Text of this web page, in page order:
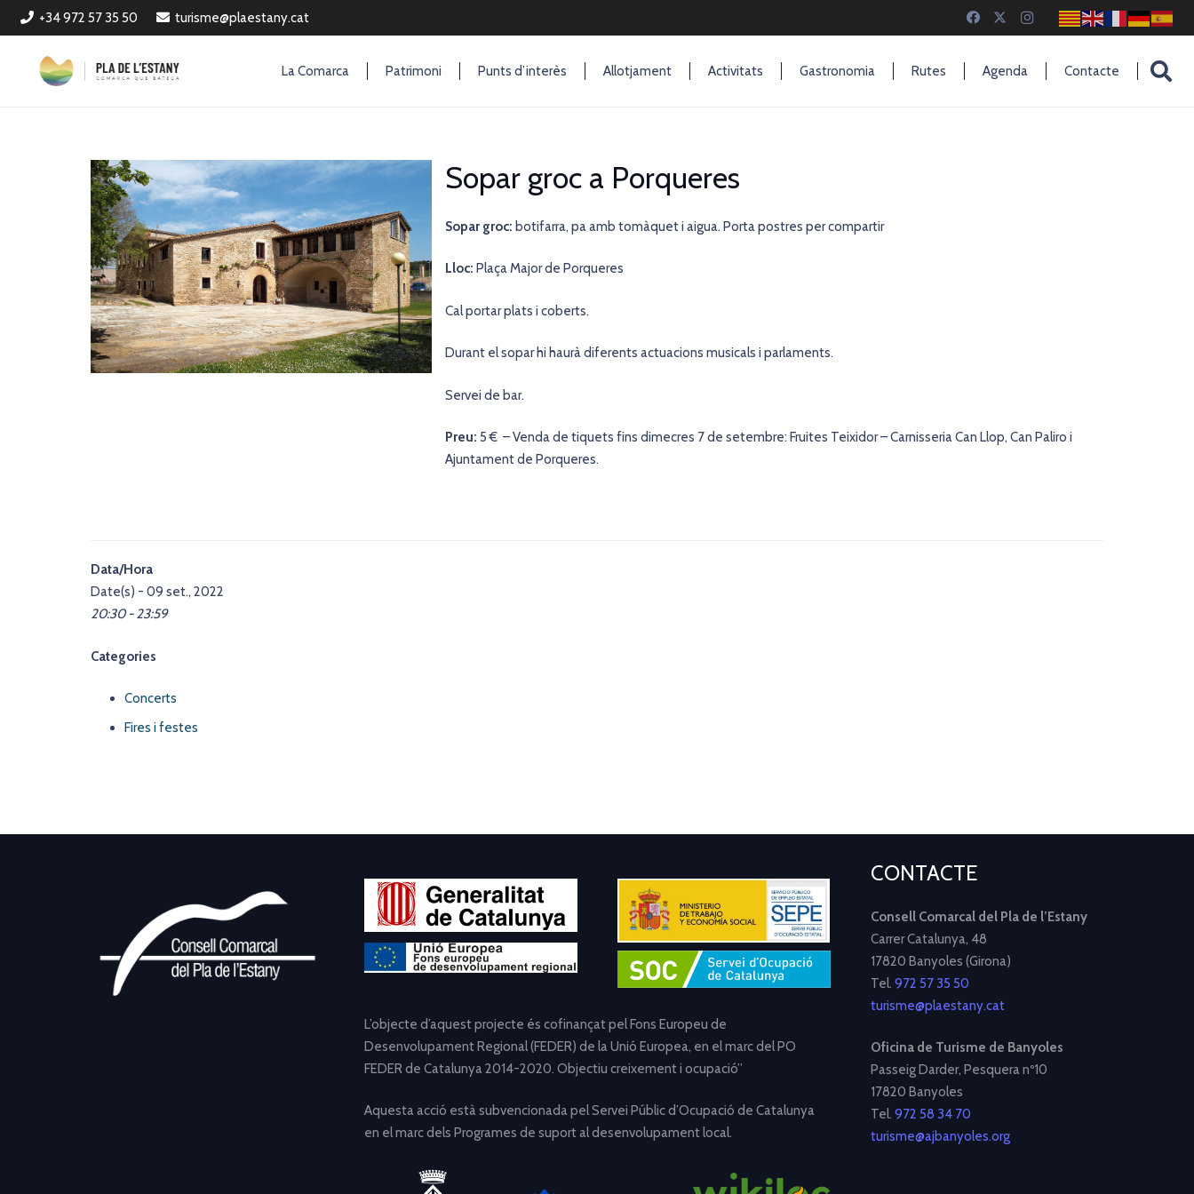
+34 972 57 35 50 turisme@plaestany.cat
La Comarca Patrimoni Punts d’interès Allotjament Activitats Gastronomia Rutes Agenda Contacte
Sopar groc a Porqueres
Sopar groc: botifarra, pa amb tomàquet i aigua. Porta postres per compartir
Lloc: Plaça Major de Porqueres
Cal portar plats i coberts.
Durant el sopar hi haurà diferents actuacions musicals i parlaments.
Servei de bar.
Preu: 5 € – Venda de tiquets fins dimecres 7 de setembre: Fruites Teixidor – Carnisseria Can Llop, Can Paliro i
Ajuntament de Porqueres.
Data/Hora
Date(s) - 09 set., 2022
20:30 - 23:59
Categories
Concerts
Fires i festes
L’objecte d’aquest projecte és cofinançat pel Fons Europeu de
Desenvolupament Regional (FEDER) de la Unió Europea, en el marc del PO
FEDER de Catalunya 2014-2020. Objectiu creixement i ocupació”
Aquesta acció està subvencionada pel Servei Públic d’Ocupació de Catalunya
en el marc dels Programes de suport al desenvolupament local.
CONTACTE
Consell Comarcal del Pla de l’Estany
Carrer Catalunya, 48
17820 Banyoles (Girona)
Tel. 972 57 35 50
turisme@plaestany.cat
Oficina de Turisme de Banyoles
Passeig Darder, Pesquera nº10
17820 Banyoles
Tel. 972 58 34 70
turisme@ajbanyoles.org